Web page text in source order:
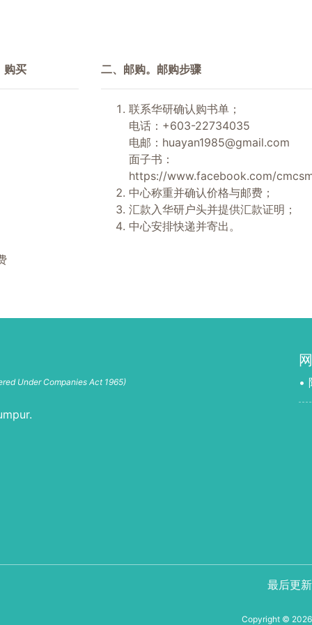
购买 二、邮购。邮购步骤
联系华研确认购书单；
电话：+603-22734035
电邮： huayan1985@gmail.com
面子书：
https://www.facebook.com/
中心称重并确认价格与邮费；
汇款入华研户头并提供汇款证明；
中心安排快递并寄出。
Under Companies Act 1965) •
最后更
Copyright © 2026